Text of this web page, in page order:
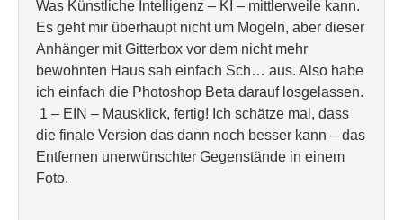
Was Künstliche Intelligenz – KI – mittlerweile kann.
Es geht mir überhaupt nicht um Mogeln, aber dieser
Anhänger mit Gitterbox vor dem nicht mehr
bewohnten Haus sah einfach Sch… aus. Also habe
ich einfach die Photoshop Beta darauf losgelassen.
1 – EIN – Mausklick, fertig! Ich schätze mal, dass
die finale Version das dann noch besser kann – das
Entfernen unerwünschter Gegenstände in einem
Foto.